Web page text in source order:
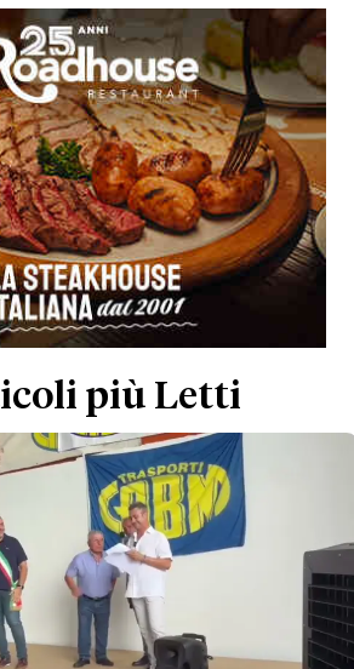
più Letti